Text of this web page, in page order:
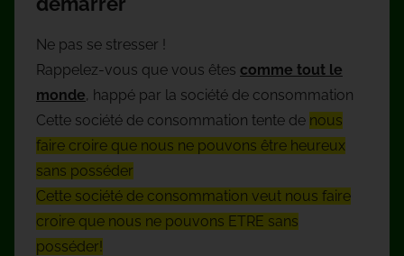
Ne pas se stresser !
Rappelez-vous que vous êtes comme tout le
monde, happé par la société de consommation
Cette société de consommation tente de nous
faire croire que nous ne pouvons être heureux
sans posséder
Cette société de consommation veut nous faire
croire que nous ne pouvons ETRE sans
posséder!